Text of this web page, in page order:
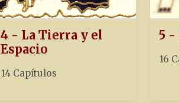
4 - La Tierra y el
Espacio
14 Capítulos
5 -
16